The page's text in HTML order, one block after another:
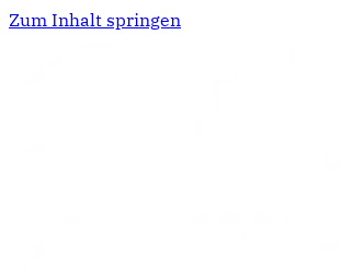
Zum Inhalt springen